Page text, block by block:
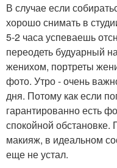
В случае если
хорошо снимать в
5-2 часа успеваешь
переодеть будуарный
женихом, портреты
фото. Утро - очень
дня. Потому как если
гарантированно есть
спокойной
макияж, в идеальном
еще не устал.